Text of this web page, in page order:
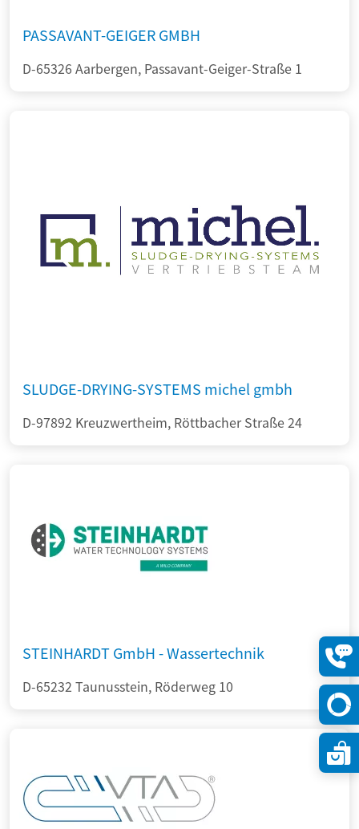
PASSAVANT-GEIGER GMBH
D-65326 Aarbergen, Passavant-Geiger-Straße 1
SLUDGE-DRYING-SYSTEMS michel gmbh
D-97892 Kreuzwertheim, Röttbacher Straße 24
STEINHARDT GmbH - Wassertechnik
D-65232 Taunusstein, Röderweg 10